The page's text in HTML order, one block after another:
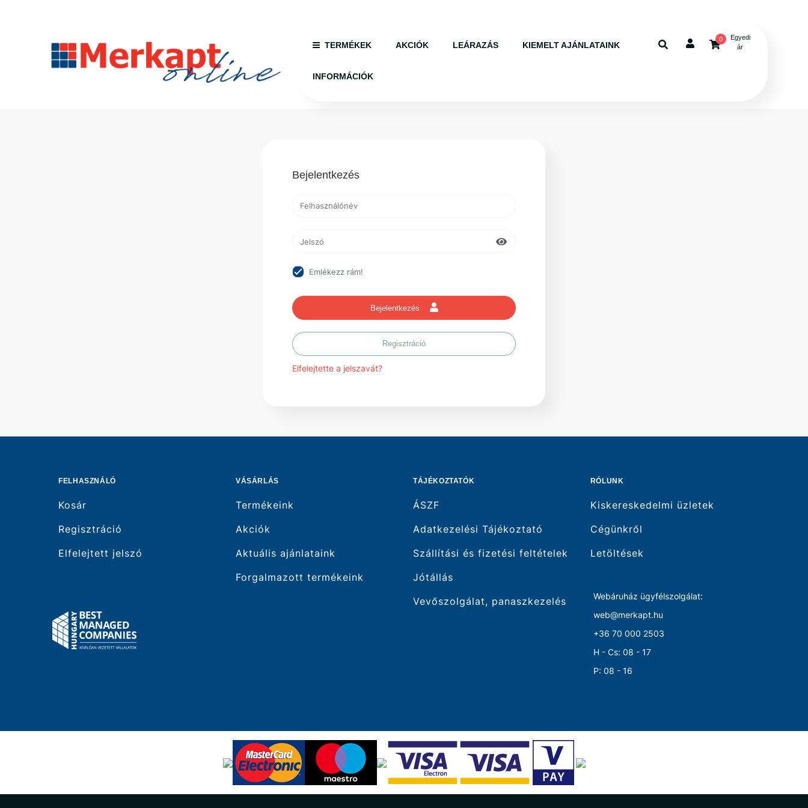
TERMÉKEK AKCIÓK LEÁRAZÁS KIEMELT AJÁNLATAINK
INFORMÁCIÓK
0
Egyedi
ár
Bejelentkezés
Emlékezz rám!
Bejelentkezés
Regisztráció
Elfelejtette a jelszavát?
FELHASZNÁLÓ
Kosár
Regisztráció
Elfelejtett jelszó
VÁSÁRLÁS
Termékeink
Akciók
Aktuális ajánlataink
Forgalmazott termékeink
TÁJÉKOZTATÓK
ÁSZF
Adatkezelési Tájékoztató
Szállítási és fizetési feltételek
Jótállás
Vevőszolgálat, panaszkezelés
RÓLUNK
Kiskereskedelmi üzletek
Cégünkről
Letöltések
Webáruház ügyfélszolgálat:
web@merkapt.hu
+36 70 000 2503
H - Cs: 08 - 17
P: 08 - 16